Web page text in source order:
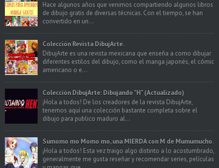
Hace algunos años que venimos compartiendo algunos libros
de dibujo gratis de diversas técnicas. Con el tiempo, se han
convertido en un...
Colección Revista DibujArte.
DibujArte es una revista mexicana que enseña a como dibujar
diferentes estilos del dibujo, como el manga japonés, el cómic
americano o e...
Colección DibujArte: Dibujando "H" (Actualizado)
¡Hola a todos! De los creadores de la revista DibujArte,
tenemos aquí una colección bastante completa sobre el
dibujo para publico maduro al...
Sumomo mo Momo mo, una MIERDA con M de Mumumucho.
¡Hola a todos! Esta vez traigo algo distinto a lo acostumbrado,
generalmente me gusta reseñar y recomendar series, películas